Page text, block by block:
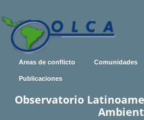
Areas de conflicto Comunidades
Publicaciones
Observatorio